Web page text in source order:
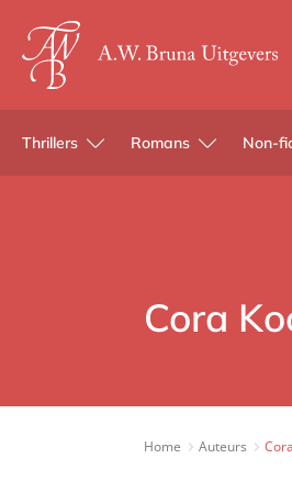
Thrillers Romans Non-
Cora
Home Auteurs